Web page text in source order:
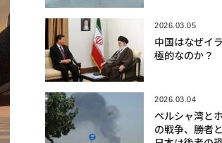
2026.03.05
中国はなぜイ
極的なのか？
2026.03.04
ペルシャ湾と
の戦争、勝者